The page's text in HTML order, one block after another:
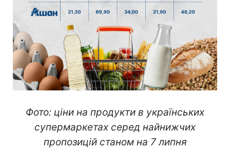
Фото: ціни на продукти в українських
супермаркетах серед найнижчих
пропозицій станом на 7 липня